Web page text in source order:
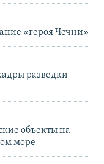
«героя Чечни»
разведки
объекты на
море